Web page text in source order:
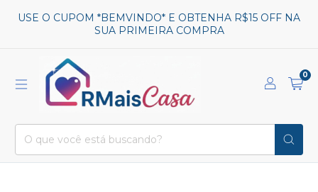
USE O CUPOM *BEMVINDO* E OBTENHA R$15 OFF NA
SUA PRIMEIRA COMPRA
0